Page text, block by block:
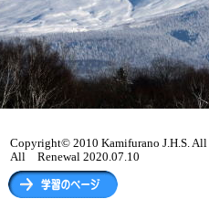
Copyright© 2010 Kamifurano J.H.S.
All Renewal 2020.07.10